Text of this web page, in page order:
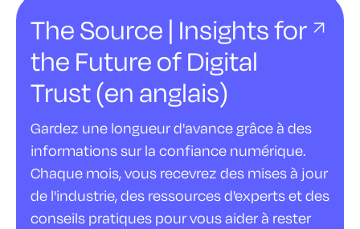
The Source | Insights for
the Future of Digital
Trust (en anglais)
Gardez une longueur d'avance grâce à des
informations sur la confiance numérique.
Chaque mois, vous recevrez des mises à jour
de l'industrie, des ressources d'experts et des
conseils pratiques pour vous aider à rester